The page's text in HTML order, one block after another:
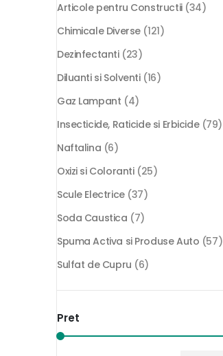
Articole pentru Constructii (34)
Chimicale Diverse (121)
Dezinfectanti (23)
Diluanti si Solventi (16)
Gaz Lampant (4)
Insecticide, Raticide si Erbicide (79)
Naftalina (6)
Oxizi si Coloranti (25)
Scule Electrice (37)
Soda Caustica (7)
Spuma Activa si Produse Auto (57)
Sulfat de Cupru (6)
Pret